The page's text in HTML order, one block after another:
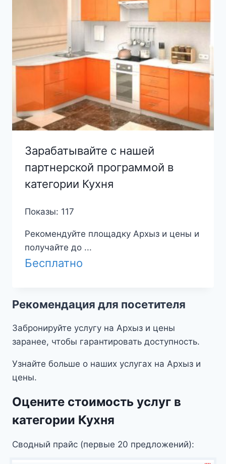
Зарабатывайте с нашей
партнерской программой в
категории Кухня
Показы: 117
Рекомендуйте площадку Архыз и цены и
получайте до ...
Бесплатно
Рекомендация для посетителя
Забронируйте услугу на Архыз и цены
заранее, чтобы гарантировать доступность.
Узнайте больше о наших услугах на Архыз и
цены.
Оцените стоимость услуг в
категории Кухня
Сводный прайс (первые 20 предложений):